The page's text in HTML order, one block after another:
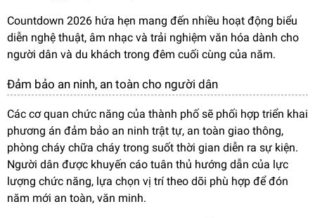
Countdown 2026 hứa hẹn mang đến nhiều hoạt động biểu
diễn nghệ thuật, âm nhạc và trải nghiệm văn hóa dành cho
người dân và du khách trong đêm cuối cùng của năm.
Đảm bảo an ninh, an toàn cho người dân
Các cơ quan chức năng của thành phố sẽ phối hợp triển khai
phương án đảm bảo an ninh trật tự, an toàn giao thông,
phòng cháy chữa cháy trong suốt thời gian diễn ra sự kiện.
Người dân được khuyến cáo tuân thủ hướng dẫn của lực
lượng chức năng, lựa chọn vị trí theo dõi phù hợp để đón
năm mới an toàn, văn minh.